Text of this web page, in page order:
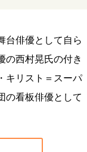
代へのバトン
台俳優として自ら
の西村晃氏の付き
キリスト＝スーパ
の看板俳優として